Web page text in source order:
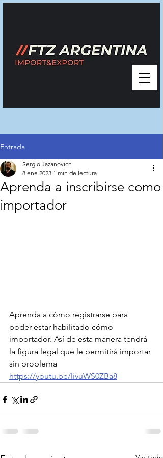
Entrada
Aprenda a inscribirse como
importador
Sergio Jazanovich
8 ene 2023 1 min de lectura
Aprenda a cómo registrarse para
poder estar habilitado cómo
importador. Así de esta manera tendrá
la figura legal que le permitirá importar
sin problema
https://youtu.be/livuWS0ZBa8